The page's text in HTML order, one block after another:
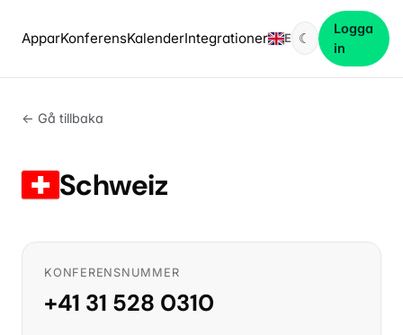
ApparKonferensKalenderIntegrationer EN☾
Logga
in
← Gå tillbaka
Schweiz
KONFERENSNUMMER
+41 31 528 0310